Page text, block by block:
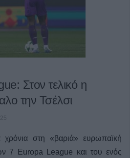
Στον τελικό η
την Τσέλσι
στη «βαριά» ευρωπαϊκή
7 Europa League και του ενός